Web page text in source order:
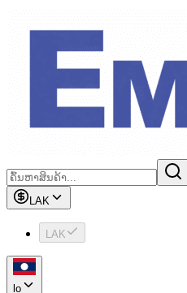
LAK
LAK
lo